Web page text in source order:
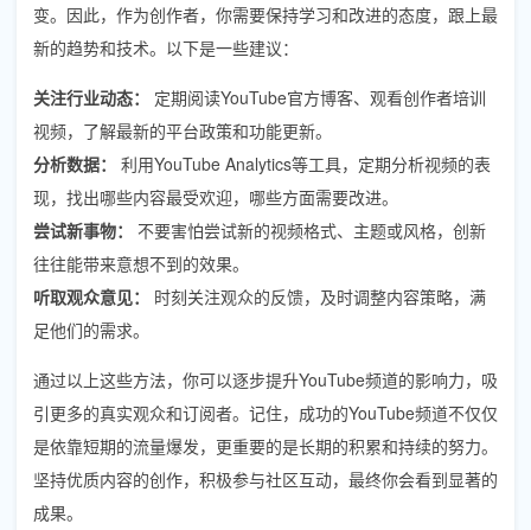
变。因此，作为创作者，你需要保持学习和改进的态度，跟上最
新的趋势和技术。以下是一些建议：
关注行业动态：
定期阅读YouTube官方博客、观看创作者培训
视频，了解最新的平台政策和功能更新。
分析数据：
利用YouTube Analytics等工具，定期分析视频的表
现，找出哪些内容最受欢迎，哪些方面需要改进。
尝试新事物：
不要害怕尝试新的视频格式、主题或风格，创新
往往能带来意想不到的效果。
听取观众意见：
时刻关注观众的反馈，及时调整内容策略，满
足他们的需求。
通过以上这些方法，你可以逐步提升YouTube频道的影响力，吸
引更多的真实观众和订阅者。记住，成功的YouTube频道不仅仅
是依靠短期的流量爆发，更重要的是长期的积累和持续的努力。
坚持优质内容的创作，积极参与社区互动，最终你会看到显著的
成果。